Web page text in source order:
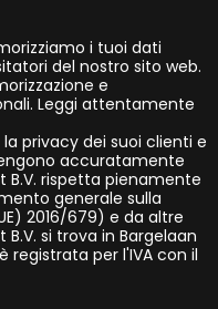
i tuoi dati
del nostro sito web.
e
Leggi attentamente
privacy dei suoi clienti e
accuratamente
rispetta pienamente
generale sulla
2016/679) e da altre
si trova in Bargelaan
registrata per l'IVA con il